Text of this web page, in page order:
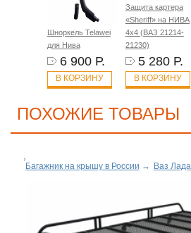
Шноркель Telawei
для Нива
6 900 Р.
В КОРЗИНУ
Защита картера
«Sheriff» на НИВА
4x4 (ВАЗ 21214-
21230)
5 280 Р.
В КОРЗИНУ
ПОХОЖИЕ ТОВАРЫ
Багажник на крышу в России → Ваз Лада